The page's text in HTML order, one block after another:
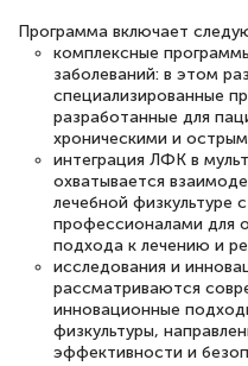
полезных
подготовиться к
книги,
статьи. Времени
достаточно. Курс
аттестацию в
Евгения
Знаток города 2
Программа включает
комплексные
заболеваний: в этом
специализированные
разработанные для
хроническими и
интеграция ЛФК в
охватывается
лечебной физкультуре
профессионалами для
подхода к лечению и
исследования и
рассматриваются
инновационные
физкультуры,
эффективности и